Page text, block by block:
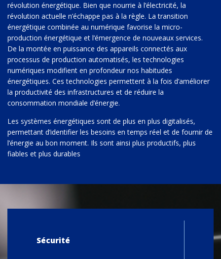
révolution énergétique. Bien que nourrie à l’électricité, la
révolution actuelle n’échappe pas à la règle. La transition
énergétique combinée au numérique favorise la micro-
production énergétique et l’émergence de nouveaux services.
De la montée en puissance des appareils connectés aux
processus de production automatisés, les technologies
numériques modifient en profondeur nos habitudes
énergétiques. Ces technologies permettent à la fois d’améliorer
la productivité des infrastructures et de réduire la
consommation mondiale d’énergie.
Les systèmes énergétiques sont de plus en plus digitalisés,
permettant d’identifier les besoins en temps réel et de fournir de
l’énergie au bon moment. Ils sont ainsi plus productifs, plus
fiables et plus durables
Sécurité